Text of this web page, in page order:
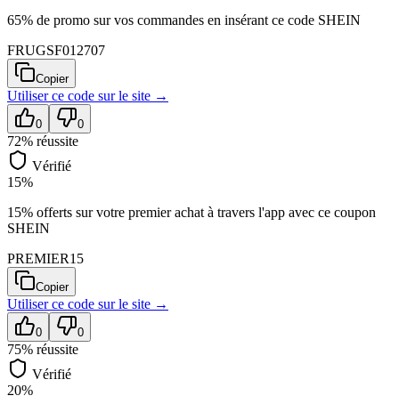
65% de promo sur vos commandes en insérant ce code SHEIN
FRUGSF012707
Copier
Utiliser ce code surle site →
0 0
72% réussite
Vérifié
15%
15% offerts sur votre premier achat à travers l'app avec ce coupon
SHEIN
PREMIER15
Copier
Utiliser ce code surle site →
0 0
75% réussite
Vérifié
20%